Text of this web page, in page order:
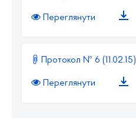
Переглянути
Протокол № 6 (11.02.15)
Переглянути